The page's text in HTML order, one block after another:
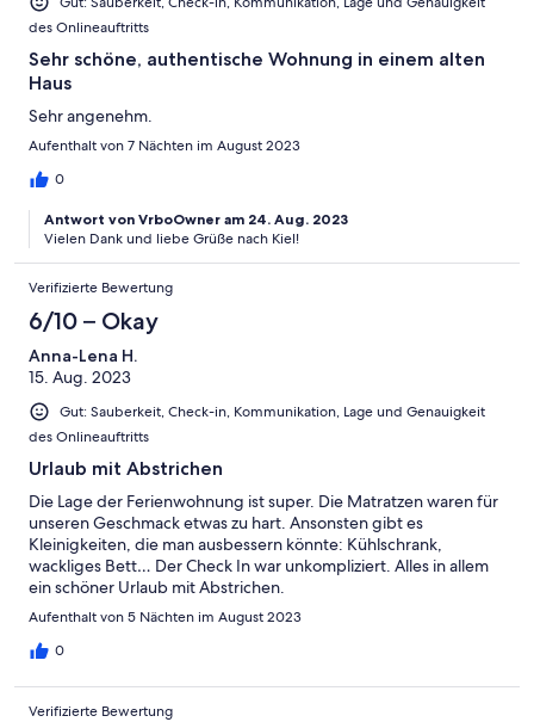
des Onlineauftritts
Sehr schöne, authentische Wohnung in einem alten
Haus
Sehr angenehm.
Aufenthalt von 7 Nächten im August 2023
0
Antwort von VrboOwner am 24. Aug. 2023
Vielen Dank und liebe Grüße nach Kiel!
Verifizierte Bewertung
6/10 – Okay
Anna-Lena H.
15. Aug. 2023
Gut: Sauberkeit, Check-in, Kommunikation, Lage und Genauigkeit
des Onlineauftritts
Urlaub mit Abstrichen
Die Lage der Ferienwohnung ist super. Die Matratzen waren für
unseren Geschmack etwas zu hart. Ansonsten gibt es
Kleinigkeiten, die man ausbessern könnte: Kühlschrank,
wackliges Bett… Der Check In war unkompliziert. Alles in allem
ein schöner Urlaub mit Abstrichen.
Aufenthalt von 5 Nächten im August 2023
0
Verifizierte Bewertung